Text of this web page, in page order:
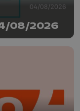
04/08/2026
08/2026